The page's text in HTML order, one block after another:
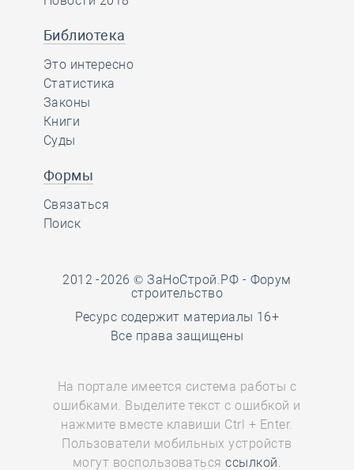
Библиотека
Это интересно
Статистика
Законы
Книги
Суды
Формы
Связаться
Поиск
2012 -2026 © ЗаНоСтрой.РФ - Форум
строительство
Ресурс содержит материалы 16+
Все права защищены
На портале имеется система работы с
ошибками. Выделите текст с ошибкой и
нажмите вместе клавиши Ctrl + Enter.
Пользователи мобильных устройств
могут воспользоватьсяссылкой.